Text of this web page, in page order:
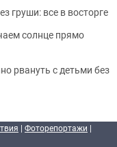
груши: все в восторге
солнце прямо
рвануть с детьми без
| Фоторепортажи |